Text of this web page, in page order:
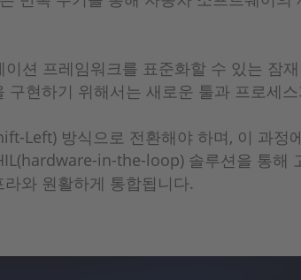
션 프레임워크를 표준화할 수 있는 잠
현하기 위해서는 새로운 툴과 프로세
Left) 방식으로 전환해야 하며, 이 과정
in-the-loop) 솔루션을 통해
와 원활하게 통합됩니다.